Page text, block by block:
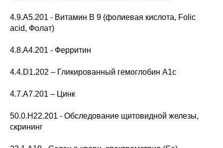
4.9.A5.201 - Витамин В 9 (фолиевая кислота, Folic
acid, Фолат)
4.8.A4.201 - Ферритин
4.4.D1.202 – Гликированный гемоглобин А1с
4.7.A7.201 – Цинк
50.0.H22.201 - Обследование щитовидной железы,
скрининг